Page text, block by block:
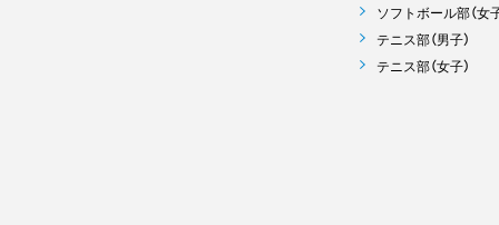
ソフトボール部（女
テニス部（男子）
テニス部（女子）